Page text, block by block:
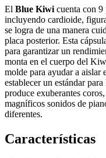
El Blue Kiwi cuenta con 9
incluyendo cardioide,
se logra de una manera
placa posterior. Esta
para garantizar un
monta en el cuerpo del
molde para ayudar a aislar
establecer un estándar
produce exuberantes
magníficos sonidos de
diferentes.
Características